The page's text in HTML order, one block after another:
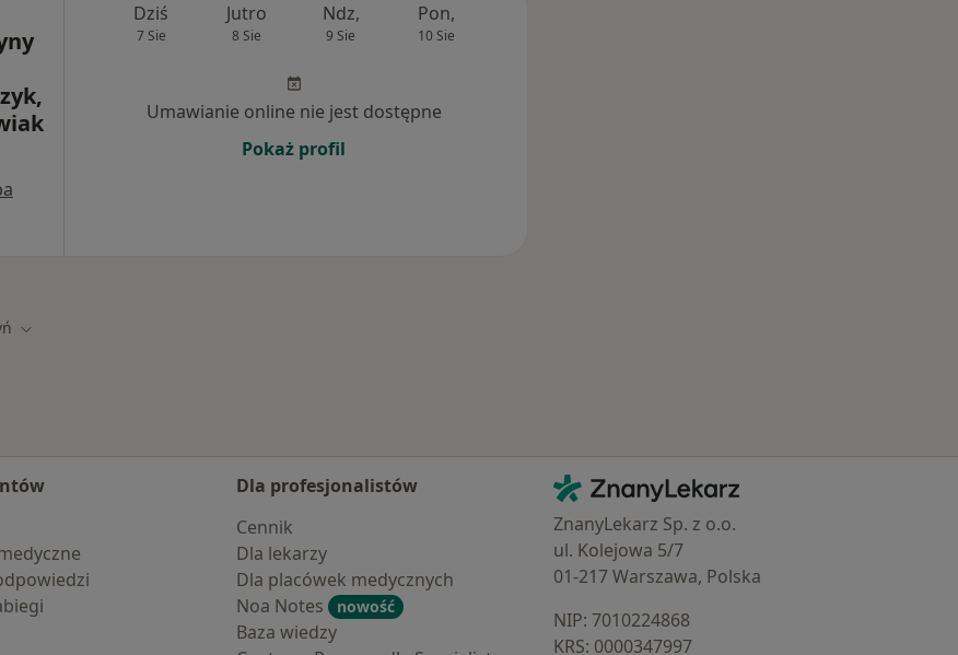
Dziś
7 Sie
Jutro
8 Sie
Ndz,
9 Sie
Pon,
10 Sie
Umawianie online nie jest dostępne
Pokaż profil
Zmień miasto
Dla profesjonalistów
Cennik
Dla lekarzy
Dla placówek medycznych
Noa Notes
nowość
Baza wiedzy
Kontakt
ZnanyLekarz - Strona główna
ZnanyLekarz Sp. z o.o.
ul. Kolejowa 5/7
01-217 Warszawa, Polska
NIP: ⁠7010224868
KRS: ⁠0000347997